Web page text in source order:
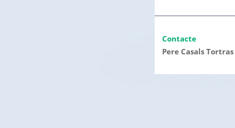
Contacte
Pere Casals Tortras